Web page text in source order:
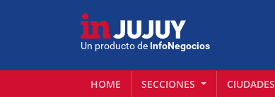
Un producto de InfoNegocios
HOME SECCIONES CIUDADES